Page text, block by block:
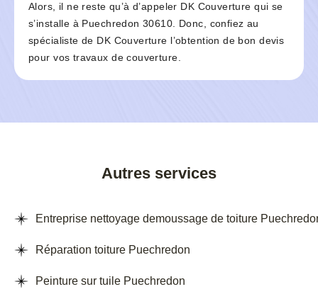
Alors, il ne reste qu’à d’appeler DK Couverture qui se
s’installe à Puechredon 30610. Donc, confiez au
spécialiste de DK Couverture l’obtention de bon devis
pour vos travaux de couverture.
Autres services
Entreprise nettoyage demoussage de toiture
Réparation toiture Puechredon
Peinture sur tuile Puechredon